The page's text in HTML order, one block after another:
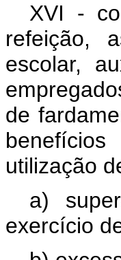
XVI -
refeição,
escolar,
de
utilização
a)
exercício